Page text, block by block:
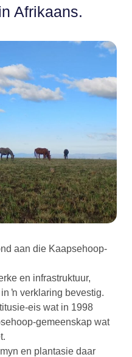
Afrikaans.
aan die Kaapsehoop-
en infrastruktuur,
ŉ verklaring bevestig.
eis wat in 1998
gemeenskap wat
en plantasie daar